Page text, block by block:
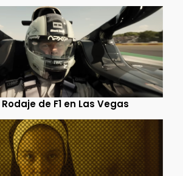
de F1 en Las Vegas